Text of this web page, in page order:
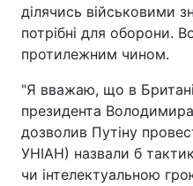
ділячись військовими
потрібні для оборони.
протилежним чином.
"Я вважаю, що в
президента
дозволив Путіну
УНІАН) назвали б
чи інтелектуальною